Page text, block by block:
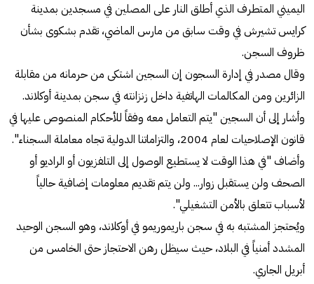
اليميني المتطرف الذي أطلق النار على المصلين في مسجدين بمدينة
كرايس تشيرش في وقت سابق من مارس الماضي، تقدم بشكوى بشأن
ظروف السجن.
وقال مصدر في إدارة السجون إن السجين اشتكى من حرمانه من مقابلة
الزائرين ومن المكالمات الهاتفية داخل زنزانته في سجن بمدينة أوكلاند.
وأشار إلى أن السجين "يتم التعامل معه وفقاً للأحكام المنصوص عليها في
قانون الإصلاحيات لعام 2004، والتزاماتنا الدولية تجاه معاملة السجناء".
وأضاف "في هذا الوقت لا يستطيع الوصول إلى التلفزيون أو الراديو أو
الصحف ولن يستقبل زوار... ولن يتم تقديم معلومات إضافية حالياً
لأسباب تتعلق بالأمن التشغيلي".
ويُحتجز المشتبه به في سجن باريموريمو في أوكلاند، وهو السجن الوحيد
المشدد أمنياً في البلاد، حيث سيظل رهن الاحتجاز حتى الخامس من
أبريل الجاري.